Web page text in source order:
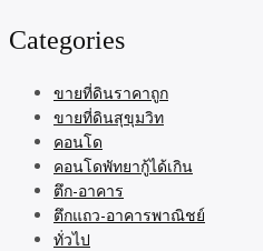
Categories
ขายที่ดินราคาถูก
ขายที่ดินสุขุมวิท
คอนโด
คอนโดพัทยากู้ได้เกิน
ตึก-อาคาร
ตึกแถว-อาคารพาณิชย์
ทั่วไป